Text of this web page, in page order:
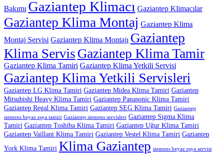
Bakımı Gaziantep Klimacı Gaziantep Klimacılar
Gaziantep Klima Montaj Gaziantep Klima
Montaj Servisi Gaziantep Klima Montajı Gaziantep
Klima ServisGaziantep Klima Tamir
Gaziantep Klima Tamiri Gaziantep Klima Yetkili Servisi
Gaziantep Klima Yetkili Servisleri
Gaziantep LG Klima Tamiri Gaziantep Midea Klima Tamiri Gaziantep
Mitsubishi Heavy Klima Tamiri Gaziantep Panasonic Klima Tamiri
Gaziantep Regal Klima Tamiri Gaziantep SEG Klima Tamiri Gaziantep
siemens beyaz eşya tamiri Gaziantep siemens servisleri Gaziantep Sigma Klima
Tamiri Gaziantep Toshiba Klima Tamiri Gaziantep Uğur Klima Tamiri
Gaziantep Vaillant Klima Tamiri Gaziantep Vestel Klima Tamiri Gaziantep
York Klima Tamiri Klima Gaziantep siemens beyaz eşya servisi